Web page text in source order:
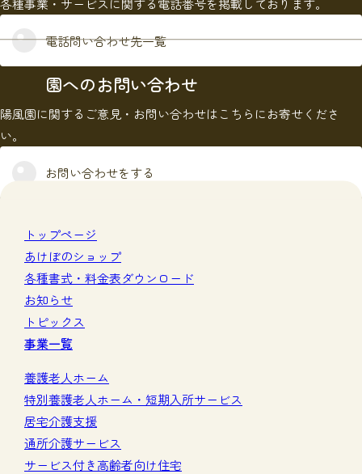
各種事業・サービスに関する電話番号を掲載しております。
電話問い合わせ先一覧
園へのお問い合わせ
陽風園に関するご意見・お問い合わせはこちらにお寄せくださ
い。
お問い合わせをする
トップページ
あけぼのショップ
各種書式・料金表ダウンロード
お知らせ
トピックス
事業一覧
養護老人ホーム
特別養護老人ホーム・短期入所サービス
居宅介護支援
通所介護サービス
サービス付き高齢者向け住宅